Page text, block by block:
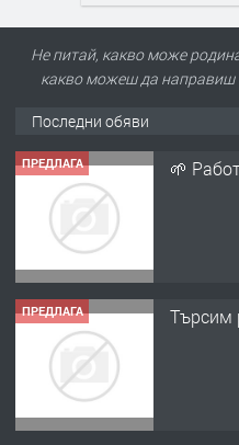
Не питай, какво може
какво можеш да направиш
Последни обяви
ПРЕДЛАГА 🌱
ПРЕДЛАГА Търсим